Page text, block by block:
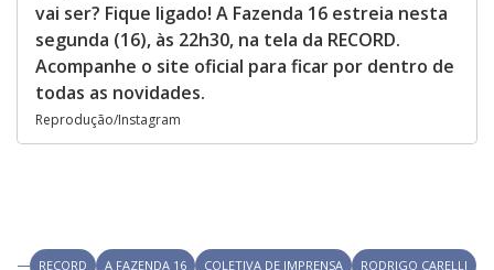
vai ser? Fique ligado! A Fazenda 16 estreia nesta
segunda (16), às 22h30, na tela da RECORD.
Acompanhe o site oficial para ficar por dentro de
todas as novidades.
Reprodução/Instagram
RECORD A FAZENDA 16 COLETIVA DE IMPRENSA
RODRIGO CARELLI